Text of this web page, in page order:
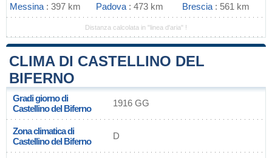
Messina : 397 km Padova : 473 km Brescia : 561 km
Distanza calcolata in "linea d'aria" !
CLIMA DI CASTELLINO DEL
BIFERNO
Gradi giorno di
Castellino del Biferno
1916 GG
Zona climatica di
Castellino del Biferno
D